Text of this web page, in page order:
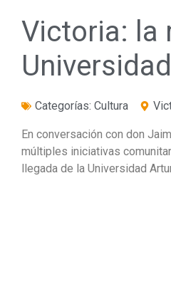
Victoria: la
Categorías: Cultura
En conversación con don
múltiples iniciativas
llegada de la Universidad